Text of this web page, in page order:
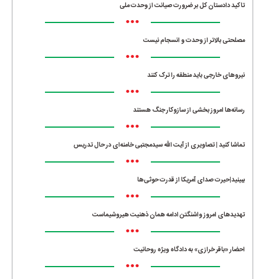
تاکید دادستان کل بر ضرورت صیانت از وحدت ملی
•••
مصلحتی بالاتر از وحدت و انسجام نیست
•••
نیروهای خارجی باید منطقه را ترک کنند
•••
رسانه‌ها امروز بخشی از سازوکار جنگ هستند
•••
تماشا کنید | تصاویری از آیت الله سیدمجتبی خامنه‌ای در حال تدریس
•••
ببینید|حیرت صدای آمریکا از قدرت حوثی‌ها
•••
تهدیدهای امروز واشنگتن ادامه همان ذهنیت هیروشیماست
•••
احضار «باقر خرازی» به دادگاه ویژه روحانیت
•••